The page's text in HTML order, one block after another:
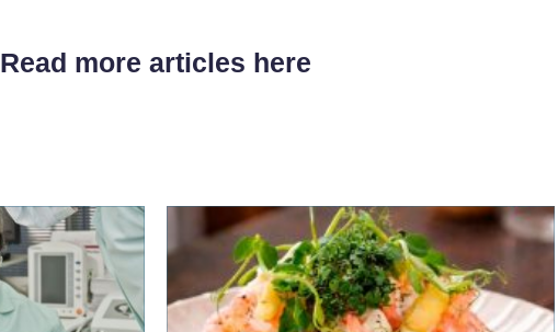
Read more articles here